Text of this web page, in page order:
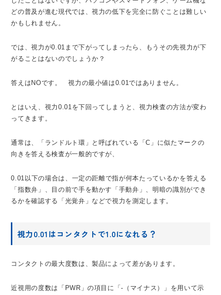
どの普及が進む現代では、視力の低下を完全に防ぐことは難しい
かもしれません。
では、視力が0.01まで下がってしまったら、もうその先視力が下
がることはないのでしょうか？
答えはNOです。 視力の最小値は0.01ではありません。
とはいえ、視力0.01を下回ってしまうと、視力検査の方法が変わ
ってきます。
通常は、「ランドルト環」と呼ばれている「C」に似たマークの
向きを答える検査が一般的ですが、
0.01以下の場合は、一定の距離で指が何本たっているかを答える
「指数弁」、目の前で手を動かす「手動弁」、明暗の識別ができ
るかを確認する「光覚弁」などで視力を測定します。
視力0.01はコンタクトで1.0になれる？
コンタクトの最大度数は、製品によって差があります。
近視用の度数は「PWR」の項目に「-（マイナス）」を用いて示